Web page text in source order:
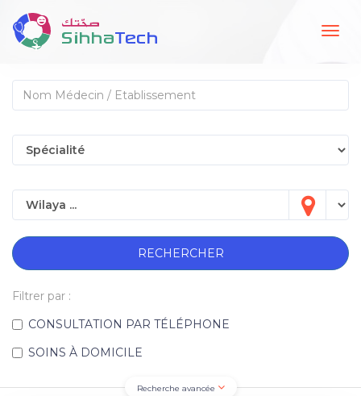
RECHERCHER
Filtrer par :
CONSULTATION PAR TÉLÉPHONE
SOINS À DOMICILE
Recherche avancée